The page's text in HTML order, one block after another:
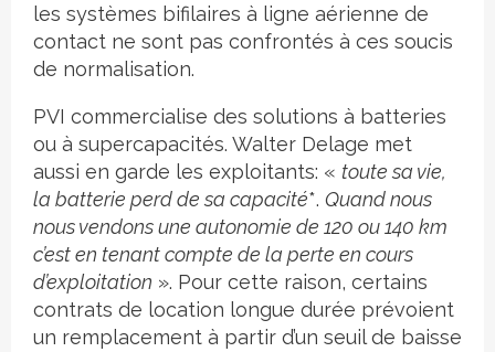
les systèmes bifilaires à ligne aérienne de
contact ne sont pas confrontés à ces soucis
de normalisation.
PVI commercialise des solutions à batteries
ou à supercapacités. Walter Delage met
aussi en garde les exploitants: « toute sa vie,
la batterie perd de sa capacité*. Quand nous
nous vendons une autonomie de 120 ou 140 km
c’est en tenant compte de la perte en cours
d’exploitation ». Pour cette raison, certains
contrats de location longue durée prévoient
un remplacement à partir d’un seuil de baisse